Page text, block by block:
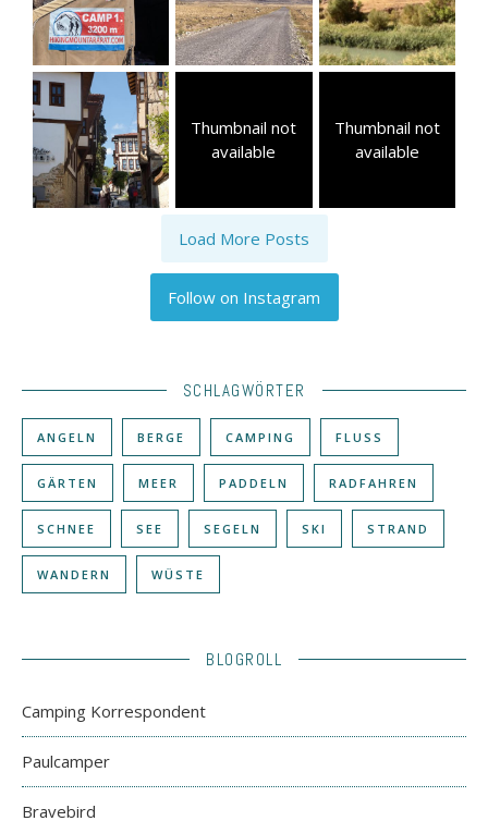
Thumbnail not
available
Thumbnail not
available
Load More Posts
Follow on Instagram
SCHLAGWÖRTER
ANGELN BERGE CAMPING FLUSS
GÄRTEN MEER PADDELN RADFAHREN
SCHNEE SEE SEGELN SKI STRAND
WANDERN WÜSTE
BLOGROLL
Camping Korrespondent
Paulcamper
Bravebird